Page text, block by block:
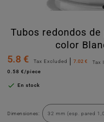
Tubos redondos
color
5.8 €
Tax Excluded 7.02 €
Tax
0.58 €/piece
 En stock
Dimensiones: